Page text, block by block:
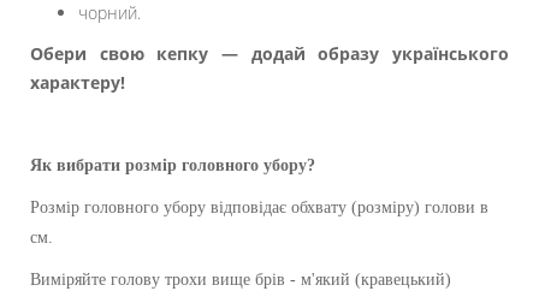
чорний.
Обери свою кепку — додай образу українського
характеру!
Як вибрати розмір головного убору?
Розмір головного убору відповідає обхвату (розміру) голови в
см.
Виміряйте голову трохи вище брів - м'який (кравецький)